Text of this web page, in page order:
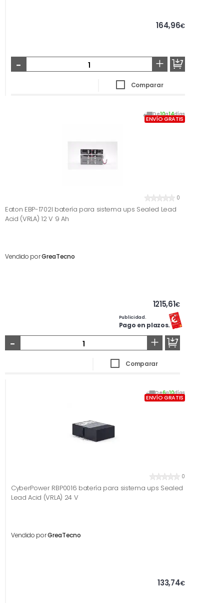
164,96€
- +
Comparar
De10a14días
ENVÍO GRATIS
0
Eaton EBP-1702I batería para sistema ups Sealed Lead
Acid (VRLA) 12 V 9 Ah
Vendido porGreaTecno
1215,61€
Publicidad.
Pago en plazos.
- +
Comparar
De6a10días
ENVÍO GRATIS
0
CyberPower RBP0016 batería para sistema ups Sealed
Lead Acid (VRLA) 24 V
Vendido porGreaTecno
133,74€